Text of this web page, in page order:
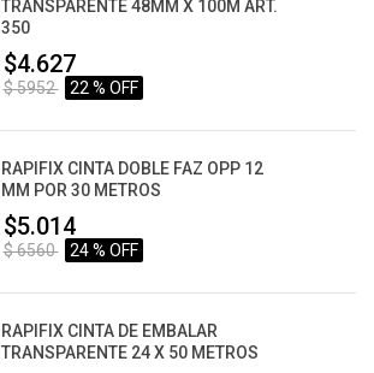
TRANSPARENTE 48MM X 100M ART.
350
$4.627
$ 5952 22 % OFF
RAPIFIX CINTA DOBLE FAZ OPP 12
MM POR 30 METROS
$5.014
$ 6560 24 % OFF
RAPIFIX CINTA DE EMBALAR
TRANSPARENTE 24 X 50 METROS